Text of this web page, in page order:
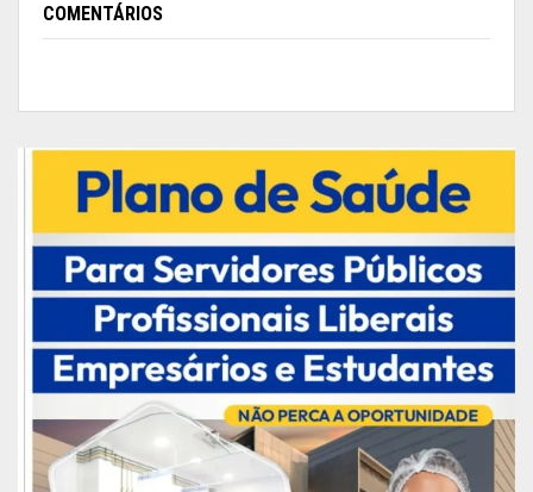
COMENTÁRIOS